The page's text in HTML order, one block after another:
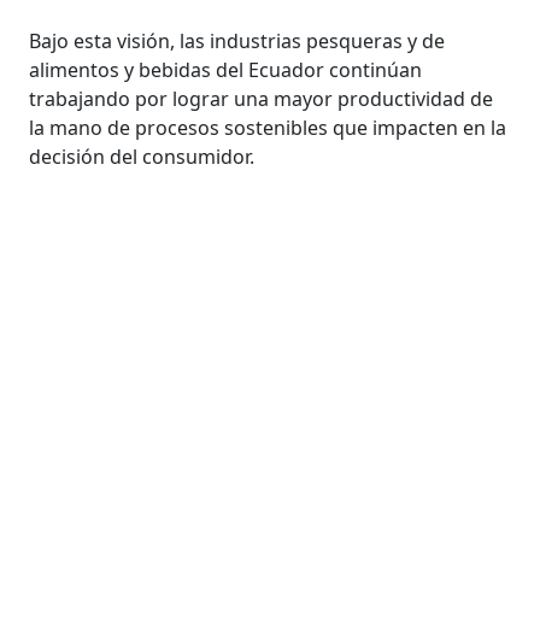
Bajo esta visión, las industrias pesqueras y de
alimentos y bebidas del Ecuador continúan
trabajando por lograr una mayor productividad de
la mano de procesos sostenibles que impacten en la
decisión del consumidor.